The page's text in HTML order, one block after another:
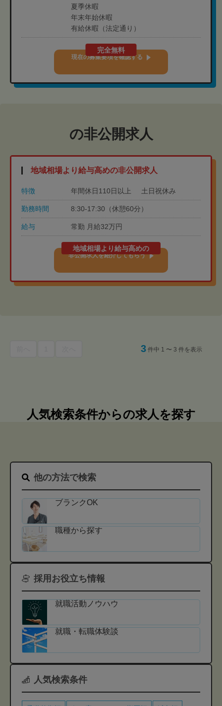
夏季休暇
年末年始休暇
有給休暇（法定通り）
完全無料
現在の募集要項を確認する
の非公開求人
地域相場より給与高めの非公開求人
特徴 年間休日110日以上 土日祝休み
勤務時間 8:30-17:30（休憩60分）
給与 常勤 月給32万円
地域相場より給与高めの
非公開求人を紹介してもらう
3 件中 1 〜 3 件を表示
人気検索条件からの求人を探す
他の方法で検索
ブランクOK
職種から探す
採用お役立ち情報
就職活動ノウハウ
就職・転職体験談
人気検索条件